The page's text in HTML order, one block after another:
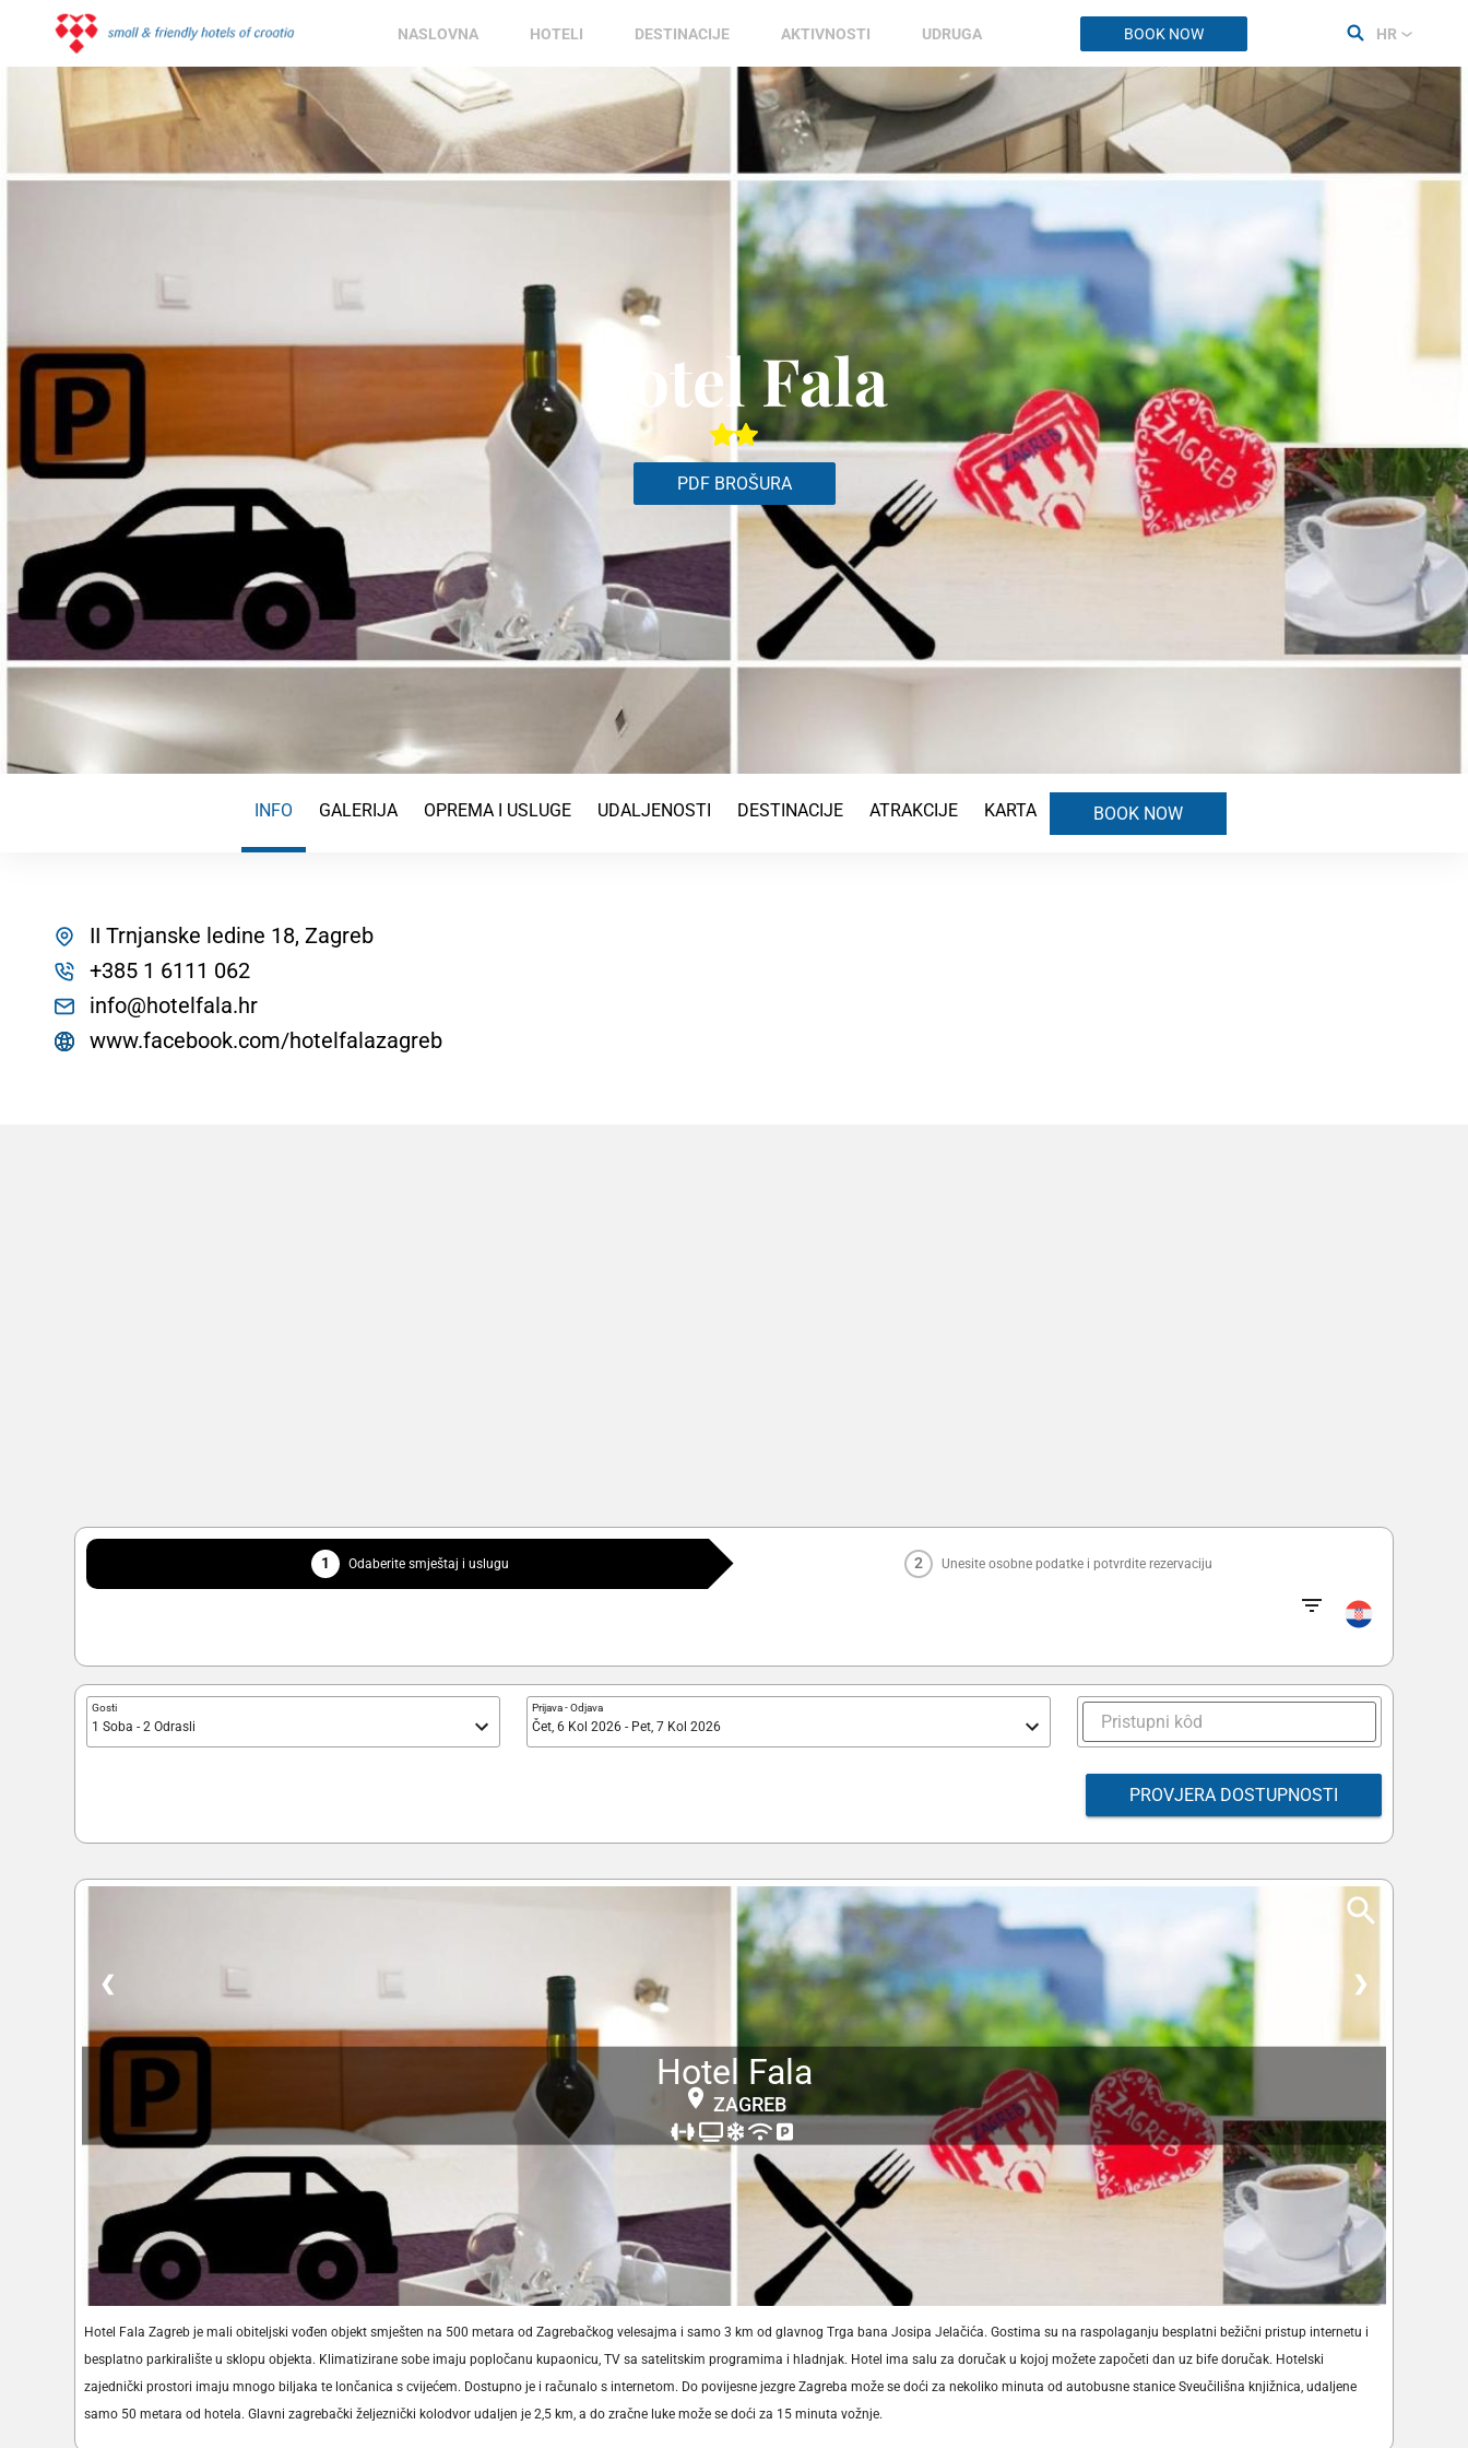
NASLOVNA HOTELI DESTINACIJE AKTIVNOSTI UDRUGA BOOK NOW HR
Hotel Fala
PDF BROŠURA
INFO GALERIJA OPREMA I USLUGE UDALJENOSTI DESTINACIJE ATRAKCIJE KARTA BOOK NOW
II Trnjanske ledine 18, Zagreb
+385 1 6111 062
info@hotelfala.hr
www.facebook.com/hotelfalazagreb
1 Odaberite smještaj i uslugu 2 Unesite osobne podatke i potvrdite rezervaciju
Gosti
1 Soba - 2 Odrasli
Prijava-Odjava
Čet, 6 Kol 2026 - Pet, 7 Kol 2026
PROVJERA DOSTUPNOSTI
❮ ❯
Hotel Fala
ZAGREB
Hotel Fala Zagreb je mali obiteljski vođen objekt smješten na 500 metara od Zagrebačkog velesajma i samo 3 km od glavnog Trga bana Josipa Jelačića. Gostima su na raspolaganju besplatni bežični pristup internetu i
besplatno parkiralište u sklopu objekta. Klimatizirane sobe imaju popločanu kupaonicu, TV sa satelitskim programima i hladnjak. Hotel ima salu za doručak u kojoj možete započeti dan uz bife doručak. Hotelski
zajednički prostori imaju mnogo biljaka te lončanica s cvijećem. Dostupno je i računalo s internetom. Do povijesne jezgre Zagreba može se doći za nekoliko minuta od autobusne stanice Sveučilišna knjižnica, udaljene
samo 50 metara od hotela. Glavni zagrebački željeznički kolodvor udaljen je 2,5 km, a do zračne luke može se doći za 15 minuta vožnje.